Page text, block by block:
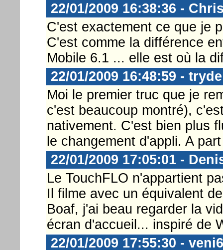
22/01/2009 16:38:36 -
C'est exactement ce que je
C'est comme la différence
Mobile 6.1 ... elle est où la
22/01/2009 16:48:59 - tryde
Moi le premier truc que je
c'est beaucoup montré),
nativement. C'est bien plus
le changement d'appli. A
22/01/2009 17:05:01 -
Le TouchFLO n'appartient
Il filme avec un équivalent
Boaf, j'ai beau regarder la
écran d'accueil... inspiré de
22/01/2009 17:55:30 -